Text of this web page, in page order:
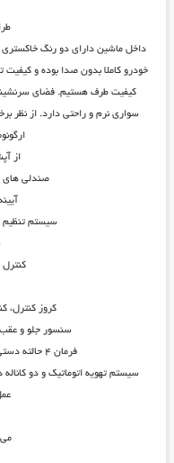
داخل ماشین دارای دو رنگ
خودرو کاملا بدون صدا بوده و کیفیت
کیفیت طرف هستیم. فضای
سواری نرم و راحتی دارد. از
از
صندلی های
سیستم تنظیم
کروز کنترل،
سنسور جلو و
فرمان ۴ حالته دستی،۶ اسپیکر، چنجر ۶ تایی،۶ ایربگ
سیستم تهویه اتوماتیک و دو
می